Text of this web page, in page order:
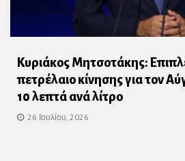
Κυριάκος Μητσοτάκης:
πετρέλαιο κίνησης για τον
10 λεπτά ανά λίτρο
26 Ιουλίου, 2026